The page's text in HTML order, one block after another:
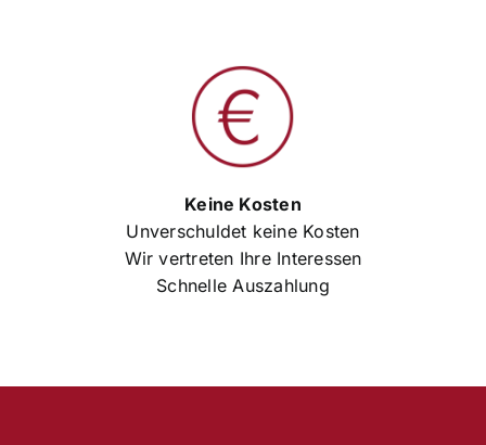
Keine Kosten
Unverschuldet keine Kosten
Wir vertreten Ihre Interessen
Schnelle Auszahlung